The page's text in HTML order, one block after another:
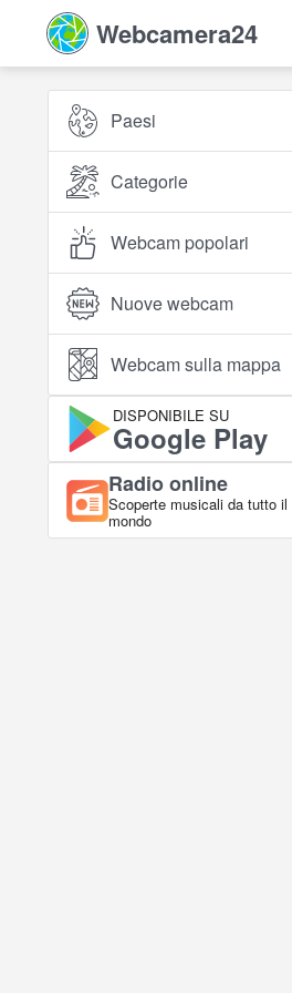
Webcamera24
Paesi
Categorie
Webcam popolari
Nuove webcam
Webcam sulla mappa
DISPONIBILE SU
Google Play
Radio online
Scoperte musicali da tutto il
mondo